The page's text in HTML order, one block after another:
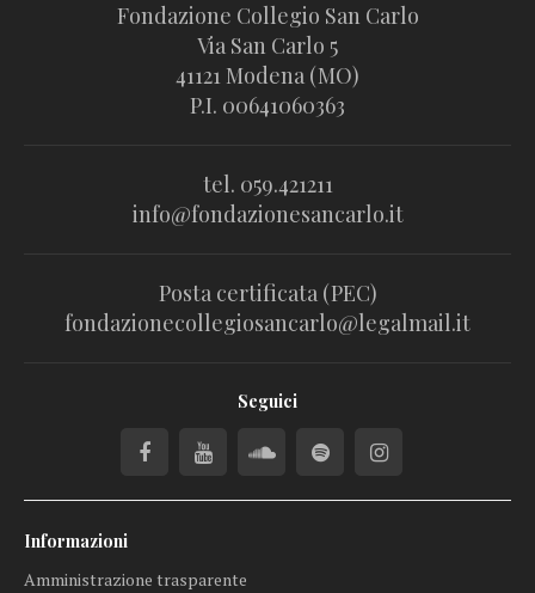
Fondazione Collegio San Carlo
Via San Carlo 5
41121 Modena (MO)
P.I. 00641060363
tel. 059.421211
info@fondazionesancarlo.it
Posta certificata (PEC)
fondazionecollegiosancarlo@legalmail.it
Seguici
Informazioni
Amministrazione trasparente